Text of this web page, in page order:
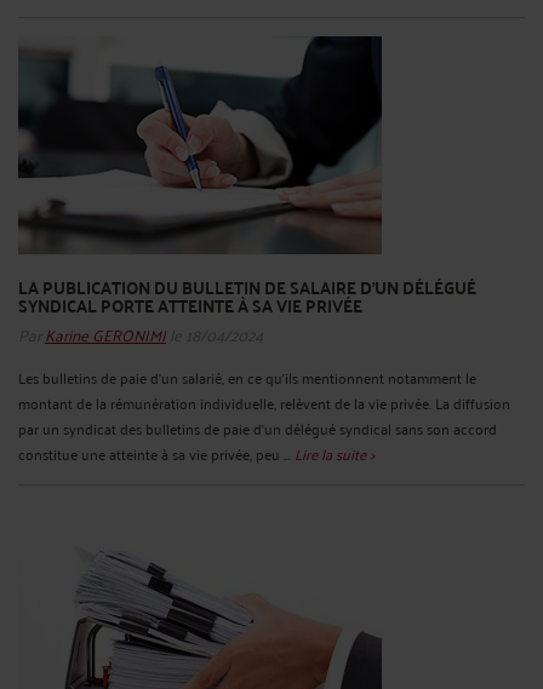
LA PUBLICATION DU BULLETIN DE SALAIRE D’UN DÉLÉGUÉ
SYNDICAL PORTE ATTEINTE À SA VIE PRIVÉE
Par Karine GERONIMI le 18/04/2024
Les bulletins de paie d'un salarié, en ce qu'ils mentionnent notamment le
montant de la rémunération individuelle, relèvent de la vie privée. La diffusion
par un syndicat des bulletins de paie d’un délégué syndical sans son accord
constitue une atteinte à sa vie privée, peu ... Lire la suite >